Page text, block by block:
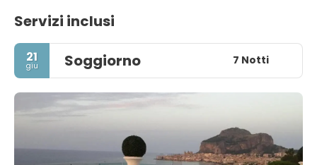
Servizi inclusi
21
giu Soggiorno 7 Notti